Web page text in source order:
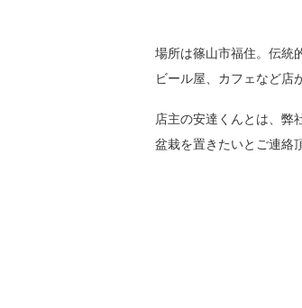
場所は篠山市福住。伝統
ビール屋、カフェなど店
店主の安達くんとは、弊
盆栽を置きたいとご連絡